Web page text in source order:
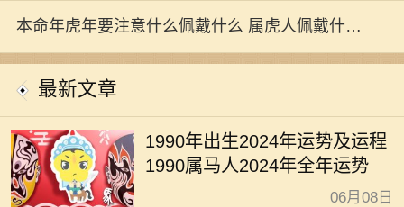
本命年虎年要注意什么佩戴什么 属虎人佩戴什么
开运
最新文章
1990年出生2024年运势及运程
1990属马人2024年全年运势
06月08日